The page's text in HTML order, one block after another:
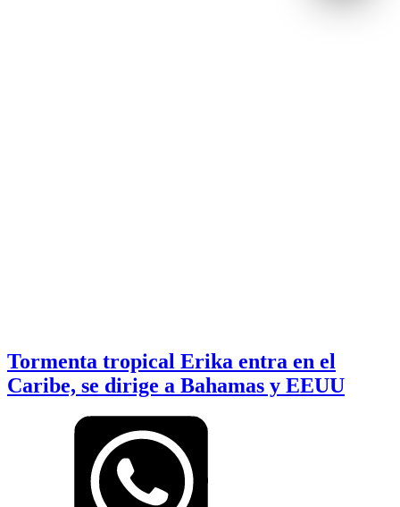
Tormenta tropical Erika entra en el
Caribe, se dirige a Bahamas y EEUU